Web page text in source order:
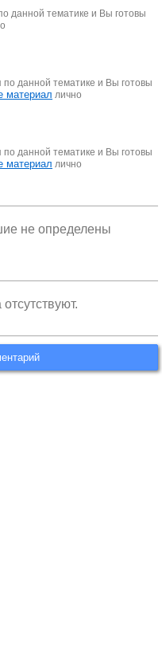
данной тематике и Вы готовы
данной тематике и Вы готовы
материал лично
данной тематике и Вы готовы
материал лично
не определены